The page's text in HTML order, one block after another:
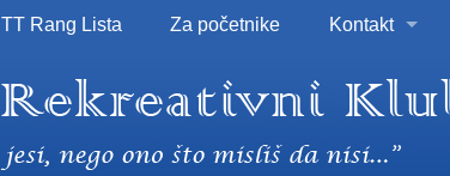
TT Rang Lista Za početnike Kontakt